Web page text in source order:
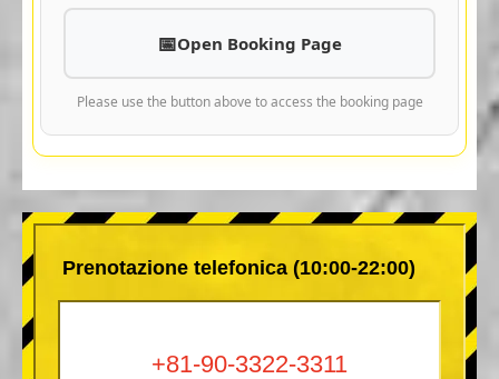
Open Booking Page
Please use the button above to access the booking page
Prenotazione telefonica (10:00-22:00)
+81-90-3322-3311